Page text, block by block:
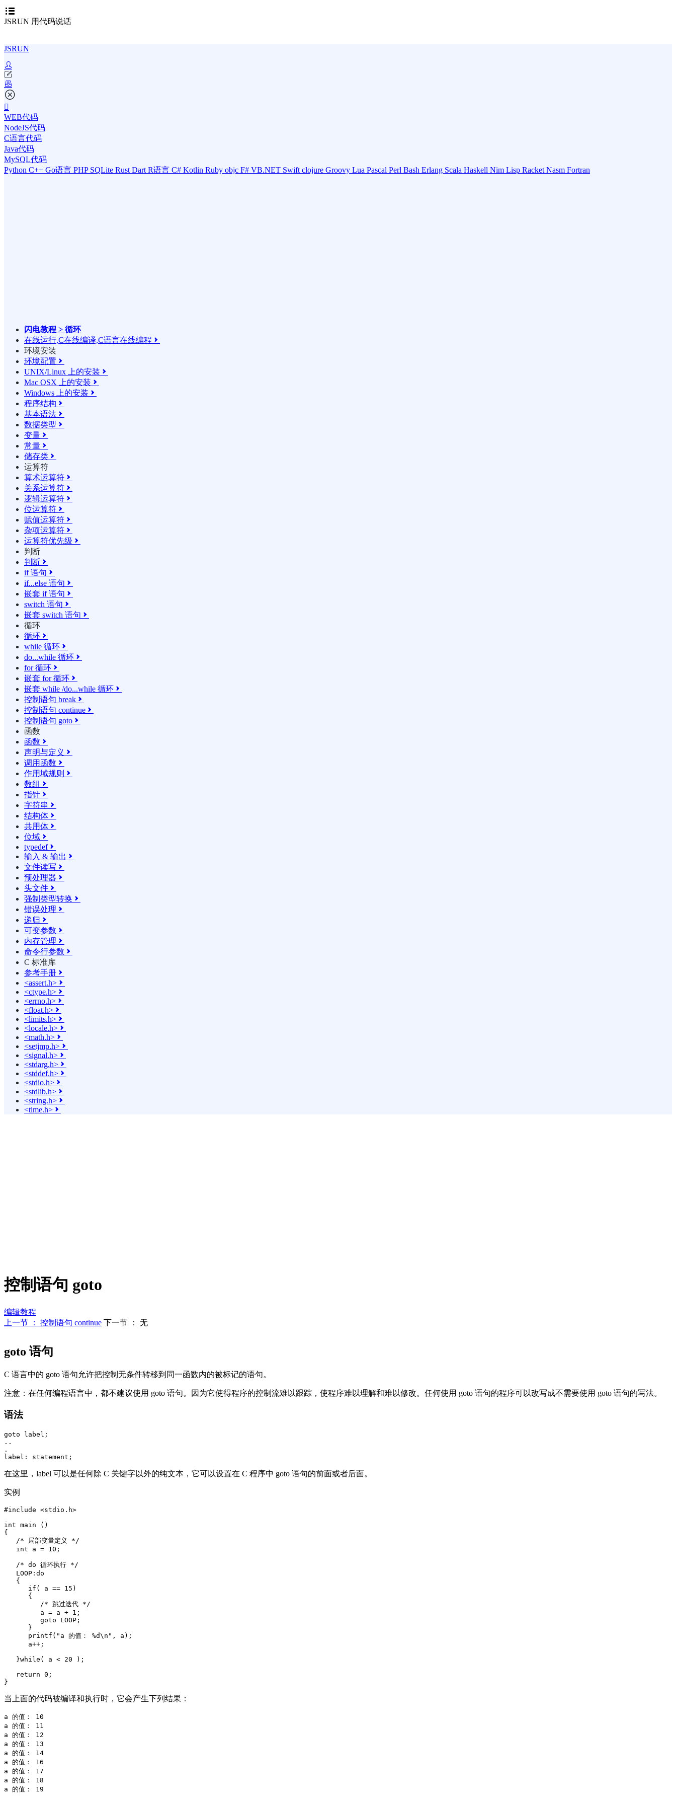
JSRUN 用代码说话
JSRUN
WEB代码
NodeJS代码
C语言代码
Java代码
MySQL代码
Python C++ Go语言 PHP SQLite Rust Dart R语言 C# Kotlin Ruby objc F# VB.NET Swift clojure Groovy Lua Pascal Perl Bash Erlang Scala Haskell Nim Lisp Racket Nasm Fortran
闪电教程 > 循环
在线运行,C在线编译,C语言在线编程 
环境安装
环境配置 
UNIX/Linux 上的安装 
Mac OSX 上的安装 
Windows 上的安装 
程序结构 
基本语法 
数据类型 
变量 
常量 
储存类 
运算符
算术运算符 
关系运算符 
逻辑运算符 
位运算符 
赋值运算符 
杂项运算符 
运算符优先级 
判断
判断 
if 语句 
if...else 语句 
嵌套 if 语句 
switch 语句 
嵌套 switch 语句 
循环
循环 
while 循环 
do...while 循环 
for 循环 
嵌套 for 循环 
嵌套 while /do...while 循环 
控制语句 break 
控制语句 continue 
控制语句 goto 
函数
函数 
声明与定义 
调用函数 
作用域规则 
数组 
指针 
字符串 
结构体 
共用体 
位域 
typedef
输入 & 输出 
文件读写 
预处理器 
头文件 
强制类型转换 
错误处理 
递归 
可变参数 
内存管理 
命令行参数 
C 标准库
参考手册 
<assert.h> 
<ctype.h> 
<errno.h> 
<float.h> 
<limits.h> 
<locale.h> 
<math.h> 
<setjmp.h> 
<signal.h> 
<stdarg.h> 
<stddef.h> 
<stdio.h> 
<stdlib.h> 
<string.h> 
<time.h> 
控制语句 goto
编辑教程
上一节 ： 控制语句 continue 下一节 ： 无
goto 语句
C 语言中的 goto 语句允许把控制无条件转移到同一函数内的被标记的语句。
注意：在任何编程语言中，都不建议使用 goto 语句。因为它使得程序的控制流难以跟踪，使程序难以理解和难以修改。任何使用 goto 语句的程序可以改写成不需要使用 goto 语句的写法。
语法
goto label;
..
.
在这里，label 可以是任何除 C 关键字以外的纯文本，它可以设置在 C 程序中 goto 语句的前面或者后面。
实例
#include <stdio.h>
int main ()
{
   /* 局部变量定义 */
   int a = 10;
   /* do 循环执行 */
   LOOP:do
   {
      if( a == 15)
      {
         /* 跳过迭代 */
         a = a + 1;
         goto LOOP;
      }
      printf("a 的值： %d\n", a);
      a++;
   }while( a < 20 );
   return 0;
当上面的代码被编译和执行时，它会产生下列结果：
a 的值： 10
a 的值： 11
a 的值： 12
a 的值： 13
a 的值： 14
a 的值： 16
a 的值： 17
a 的值： 18